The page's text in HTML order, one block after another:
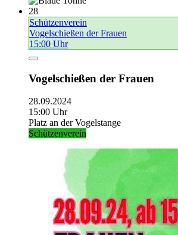
28
Schützenverein
Vogelschießen der Frauen
15:00 Uhr
Vogelschießen der Frauen
28.09.2024
15:00 Uhr
Platz an der Vogelstange
Schützenverein